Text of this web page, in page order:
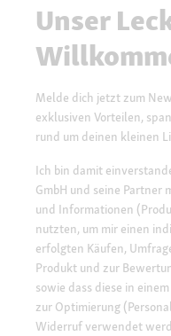
Unser
Melde dich jetzt zum
exklusiven Vorteilen,
rund um deinen kleinen
Ich bin damit
GmbH und seine Partner
und Informationen
nutzten, um mir einen
erfolgten Käufen,
Produkt und zur
sowie dass diese in
zur Optimierung
Widerruf verwendet